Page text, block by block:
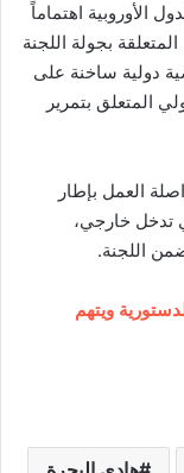
الأوروبية اهتماماً
بجولة اللجنة
دولية ساخنة على
المتعلق بتمرير
العمل بإطار
تدخل خارجي،
اللجنة.
ويتهم